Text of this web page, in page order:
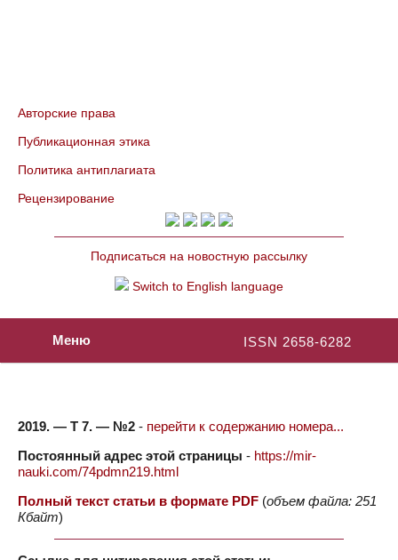
Авторские права
Публикационная этика
Политика антиплагиата
Рецензирование
Подписаться на новостную рассылку
Switch to English language
ISSN 2658-6282
Меню
2019. — Т 7. — №2 - перейти к содержанию номера...
Постоянный адрес этой страницы - https://mir-
nauki.com/74pdmn219.html
Полный текст статьи в формате PDF (объем файла: 251
Кбайт)